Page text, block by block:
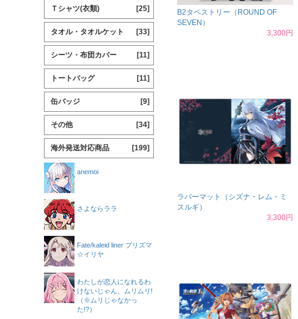
B2タペストリー（ROUND OF
SEVEN）
3,300円
ラバーマット（シズナ・レム・ミ
スルギ）
3,300円
Ｔシャツ(衣類) [25]
タオル・タオルケット [33]
シーツ・布団カバー [11]
トートバッグ [11]
缶バッジ [9]
その他 [34]
海外発送対応商品 [199]
anemoi
さよならララ
Fate/kaleid liner プリズマ
☆イリヤ
わたしが恋人になれるわ
けないじゃん、ムリムリ!
（※ムリじゃなかっ
た!?）